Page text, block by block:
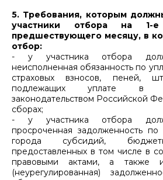
5. Требования, которым
участники отбора на 1-
предшествующего месяцу, в
отбор:
- у участника отбора
неисполненная обязанность по
страховых взносов, пеней,
подлежащих уплате в
законодательством Российской
сборах;
- у участника отбора
просроченная задолженность
города субсидий,
предоставленных в том числе в
правовыми актами, а также
(неурегулированная)